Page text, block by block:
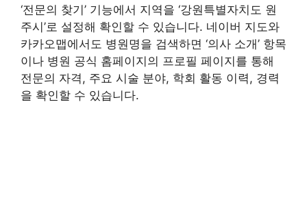
‘전문의 찾기’ 기능에서 지역을 ‘강원특별자치도 원
주시’로 설정해 확인할 수 있습니다. 네이버 지도와
카카오맵에서도 병원명을 검색하면 ‘의사 소개’ 항목
이나 병원 공식 홈페이지의 프로필 페이지를 통해
전문의 자격, 주요 시술 분야, 학회 활동 이력, 경력
을 확인할 수 있습니다.